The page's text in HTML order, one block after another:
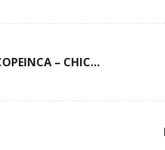
Filtro Rotativo | COPEINCA – CHICAMA